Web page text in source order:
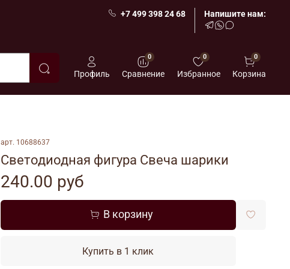
+7 499 398 24 68 Напишите нам:
Профиль
0
Сравнение
0
Избранное
0
Корзина
арт. 10688637
Светодиодная фигура Свеча шарики
240.00 руб
В корзину
Купить в 1 клик